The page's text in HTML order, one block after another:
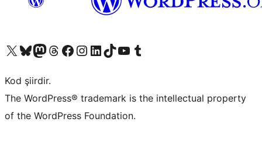
X (eski Twitter) hesabımıza bakın
Bluesky hesabımızı ziyaret edinMastodon hesabımızı ziyaret edinThreads hesabımızı ziyaret edinFacebook sayfamızı ziyaret edinInstagram hesabımızı ziyaret edinLinkedIn hesabımızı ziyaret edinTikTok hesabımızı ziyaret edinYouTube kanalımızı ziyaret edinTumblr hesabımızı ziyaret edin
Kod şiirdir.
The WordPress® trademark is the intellectual property
of the WordPress Foundation.